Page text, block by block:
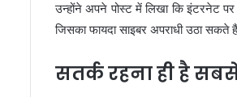
उन्होंने अपने पोस्ट में लिखा कि इंटरनेट
जिसका फायदा साइबर अपराधी उठा सकते
सतर्क रहना ही है